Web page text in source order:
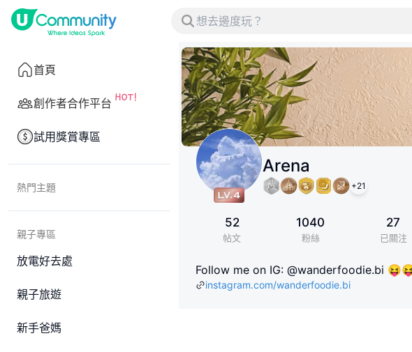
首頁
創作者合作平台
試用獎賞專區
熱門主題
親子專區
放電好去處
親子旅遊
新手爸媽
Arena
+21
52
帖文
1040
粉絲
27
已關注
Follow me on IG: @wanderfoodie.bi
instagram.com/wanderfoodie.bi